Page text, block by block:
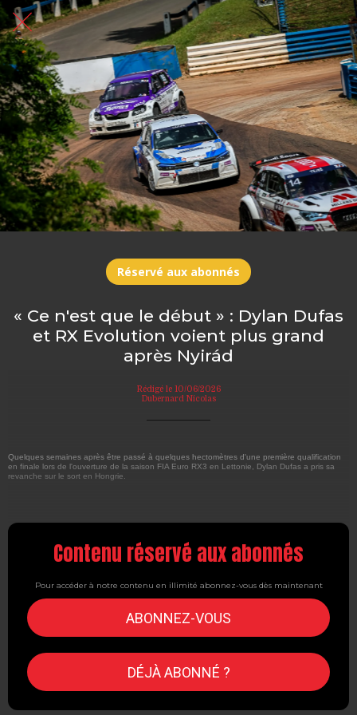
Réservé aux abonnés
« Ce n'est que le début » : Dylan Dufas
et RX Evolution voient plus grand
après Nyirád
Rédigé le 10/06/2026
Dubernard Nicolas
Quelques semaines après être passé à quelques hectomètres d'une première qualification
en finale lors de l'ouverture de la saison FIA Euro RX3 en Lettonie, Dylan Dufas a pris sa
revanche sur le sort en Hongrie.
Contenu réservé aux abonnés
Pour accéder à notre contenu en illimité abonnez-vous dès maintenant
ABONNEZ-VOUS
DÉJÀ ABONNÉ ?